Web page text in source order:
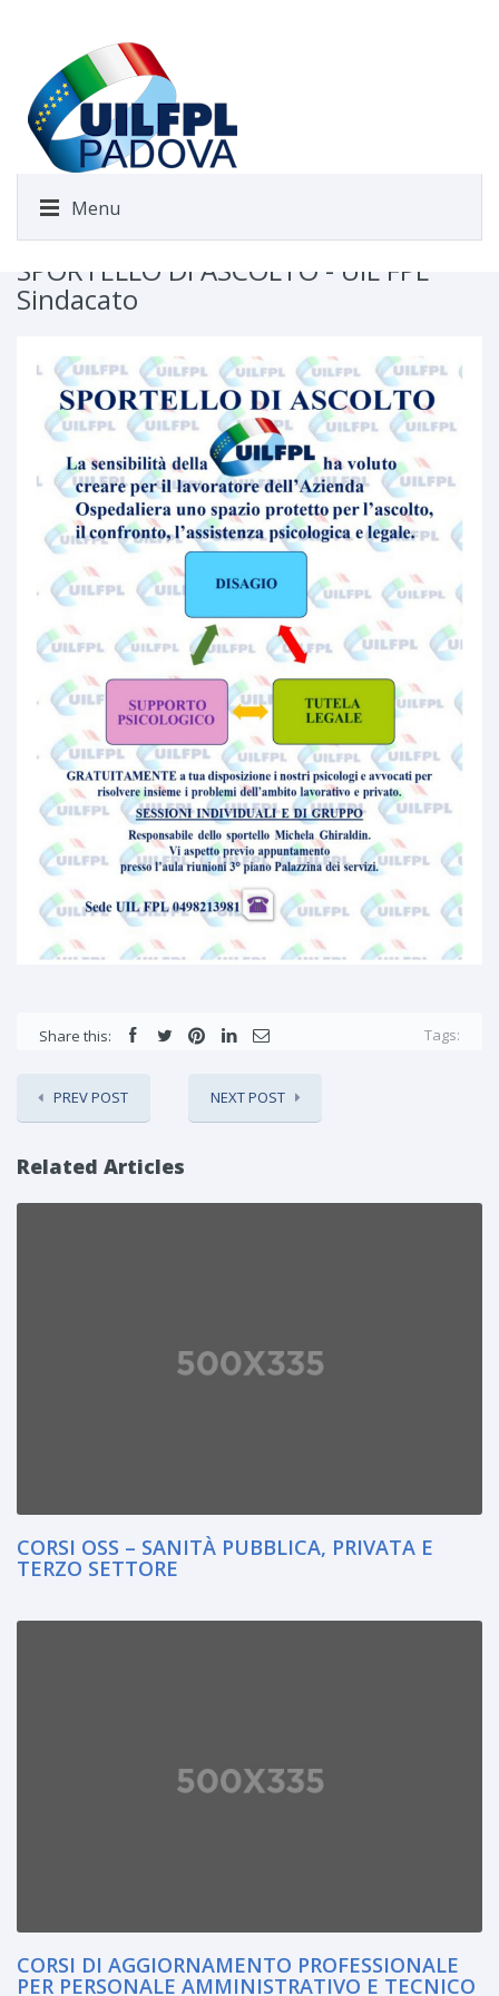
Menu
SPORTELLO DI ASCOLTO - UIL FPL
Sindacato
Share this: Tags:
PREV POST NEXT POST
Related Articles
CORSI OSS – SANITÀ PUBBLICA, PRIVATA E
TERZO SETTORE
CORSI DI AGGIORNAMENTO PROFESSIONALE
PER PERSONALE AMMINISTRATIVO E TECNICO